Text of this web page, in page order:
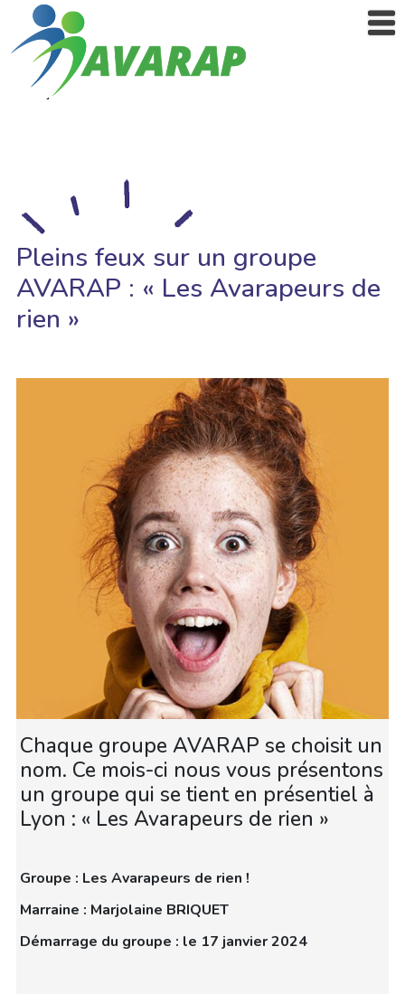
Pleins feux sur un groupe
AVARAP : « Les Avarapeurs de
rien »
Chaque groupe AVARAP se choisit un
nom. Ce mois-ci nous vous présentons
un groupe qui se tient en présentiel à
Lyon : « Les Avarapeurs de rien »
Groupe : Les Avarapeurs de rien !
Marraine : Marjolaine BRIQUET
Démarrage du groupe : le 17 janvier 2024